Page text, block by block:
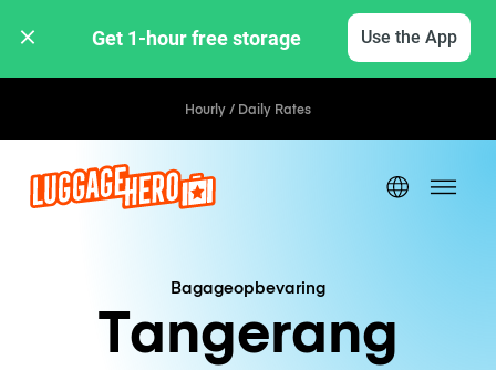
Get 1-hour free storage Use the App
Hourly / Daily Rates
Bagageopbevaring
Tangerang